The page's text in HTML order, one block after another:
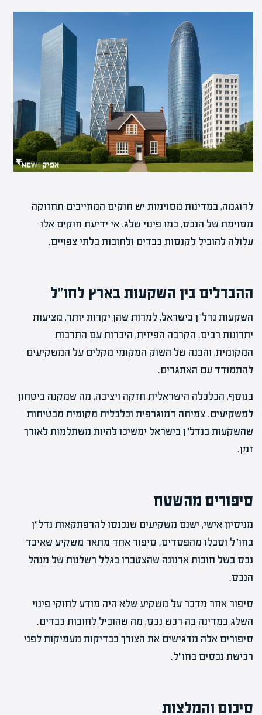
לדוגמה, במדינות מסוימות יש חוקים המחייבים תחזוקה
מסוימת של הנכס, כמו פינוי שלג. אי ידיעת חוקים אלו
עלולה להוביל לקנסות כבדים ולחובות בלתי צפויים.
ההבדלים בין השקעות בארץ לחו"ל
השקעות נדל"ן בישראל, למרות שהן יקרות יותר, מציעות
יתרונות רבים. הקרבה הפיזית, היכרות עם התרבות
המקומית, והבנה של השוק המקומי מקלים על המשקיעים
להתמודד עם האתגרים.
בנוסף, הכלכלה הישראלית חזקה ויציבה, מה שמקנה ביטחון
למשקיעים. צמיחה דמוגרפית וכלכלית מקומית מבטיחות
שהשקעות בנדל"ן בישראל ימשיכו להיות משתלמות לאורך
זמן.
סיפורים מהשטח
מניסיון אישי, ישנם משקיעים שנכנסו להרפתקאות נדל"ן
בחו"ל וסבלו מהפסדים. סיפור אחד מתאר משקיע שאיבד
נכס בשל חובות ארנונה שהצטברו בגלל רשלנות של מנהל
הנכס.
סיפור אחר מדבר על משקיע שלא היה מודע לחוקי פינוי
השלג במדינה בה רכש נכס, מה שהוביל לחובות כבדים.
סיפורים אלה מדגישים את הצורך בבדיקות מעמיקות לפני
רכישת נכסים בחו"ל.
סיכום והמלצות